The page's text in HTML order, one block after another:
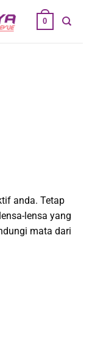
0
anda. Tetap
lensa yang
mata dari